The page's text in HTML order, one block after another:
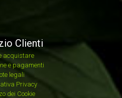
Clienti
acquistare
e pagamenti
legali
Privacy
dei Cookie